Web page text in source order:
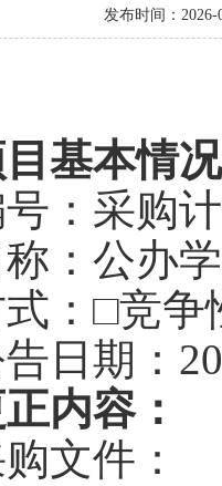
发布时间：2026-
基本情况
： 采购
： 公办
：□竞争
日期：
内容：
文件：